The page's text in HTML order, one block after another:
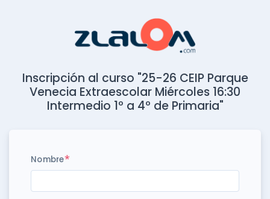
Inscripción al curso "25-26 CEIP Parque
Venecia Extraescolar Miércoles 16:30
Intermedio 1º a 4º de Primaria"
Nombre*